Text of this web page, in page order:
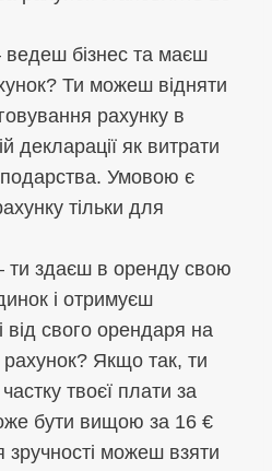
ведеш бізнес та маєш
Ти можеш відняти
рахунку в
декларації як витрати
Умовою є
тільки для
ти здаєш в оренду свою
і отримуєш
від свого орендаря на
рахунок? Якщо так, ти
твоєї плати за
бути вищою за 16 €
зручності можеш взяти